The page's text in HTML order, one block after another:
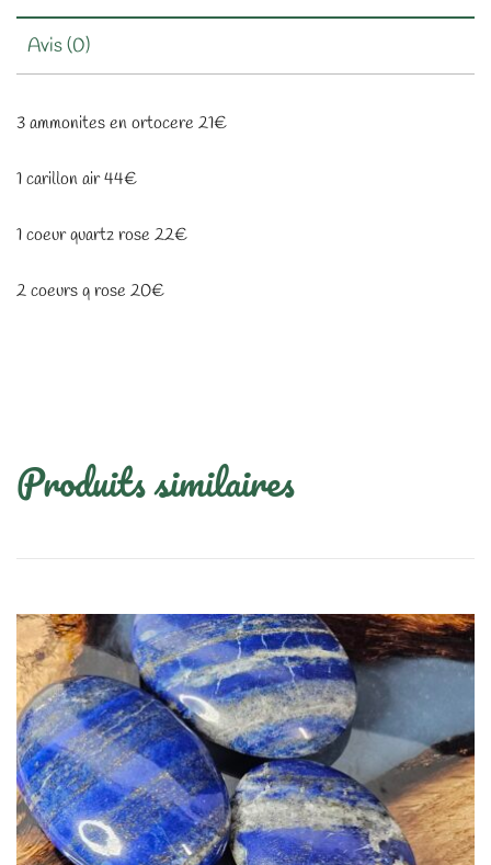
Avis (0)
3 ammonites en ortocere 21€
1 carillon air 44€
1 coeur quartz rose 22€
2 coeurs q rose 20€
Produits similaires